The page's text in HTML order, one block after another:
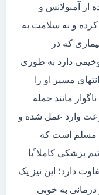
از آمبولانس و
و به سلامت به
که در
دارد به طوری
مسیر او را
مانند حمله
وارد عمل شده و
مسلم است که
پزشکی کاملا ًبا
دارد؛ این نیز یک
به خوبی